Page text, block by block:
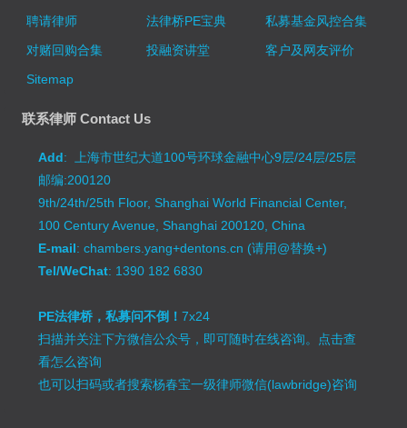
聘请律师
法律桥PE宝典
私募基金风控合集
对赌回购合集
投融资讲堂
客户及网友评价
Sitemap
联系律师 Contact Us
Add: 上海市世纪大道100号环球金融中心9层/24层/25层
邮编:200120
9th/24th/25th Floor, Shanghai World Financial Center,
100 Century Avenue, Shanghai 200120, China
E-mail: chambers.yang+dentons.cn (请用@替换+)
Tel/WeChat: 1390 182 6830
PE法律桥，私募问不倒！7x24
扫描并关注下方微信公众号，即可随时在线咨询。 点击查
看怎么咨询
也可以扫码或者搜索杨春宝一级律师微信(lawbridge)咨询